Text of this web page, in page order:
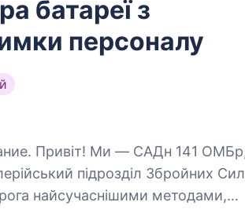
батареї з
персоналу
ОМБр,
підрозділ Збройних Сил
найсучаснішими методами,